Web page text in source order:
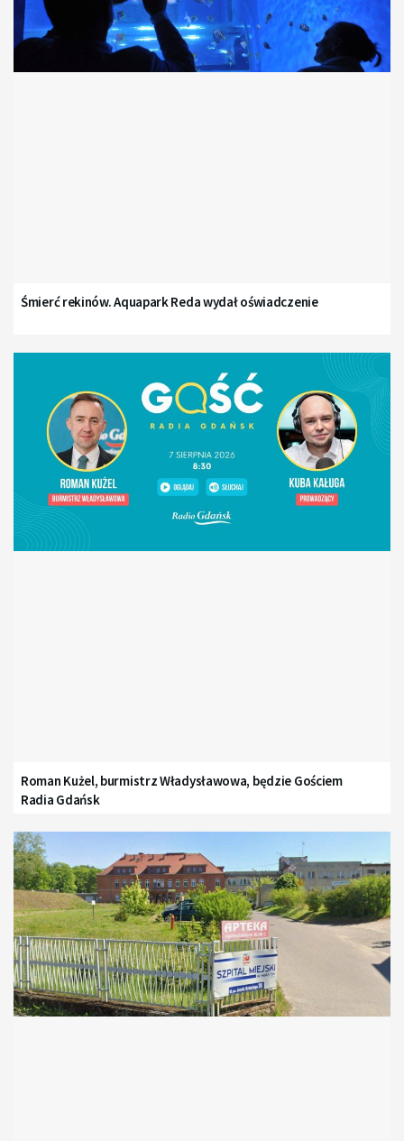
Śmierć rekinów. Aquapark Reda wydał oświadczenie
Roman Kużel, burmistrz Władysławowa, będzie Gościem
Radia Gdańsk